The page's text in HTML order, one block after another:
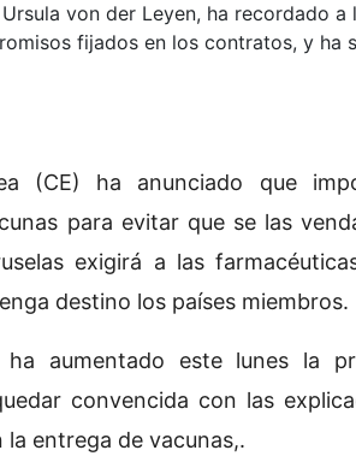
von der Leyen, ha recordado
fijados en los contratos, y ha
(CE) ha anunciado que
para evitar que se las
exigirá a las
destino los países miembros.
ha aumentado este lunes la
convencida con las
entrega de vacunas,.